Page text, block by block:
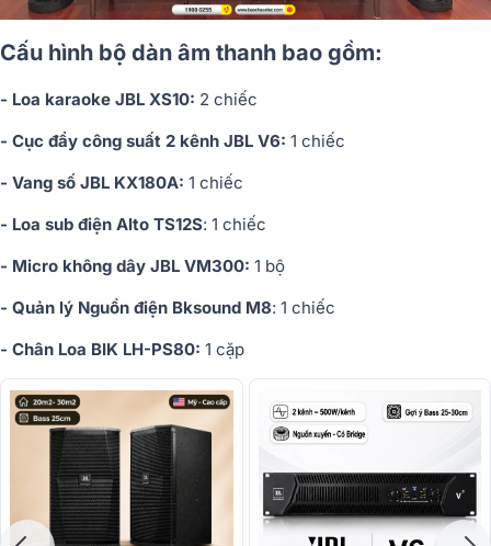
Cấu hình bộ dàn âm thanh bao gồm:
- Loa karaoke JBL XS10: 2 chiếc
- Cục đẩy công suất 2 kênh JBL V6: 1 chiếc
- Vang số JBL KX180A: 1 chiếc
- Loa sub điện Alto TS12S: 1 chiếc
- Micro không dây JBL VM300: 1 bộ
- Quản lý Nguồn điện Bksound M8: 1 chiếc
- Chân Loa BIK LH-PS80: 1 cặp